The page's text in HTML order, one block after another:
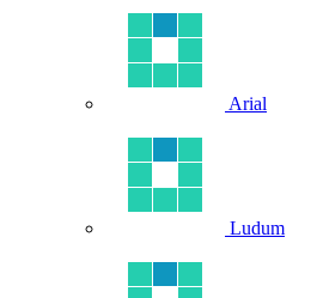
Arial
Ludum